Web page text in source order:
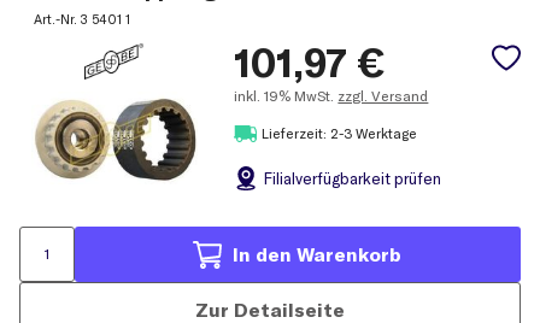
Art.-Nr.3 5401 1
101,97 €
inkl. 19% MwSt. zzgl. Versand
Lieferzeit: 2-3 Werktage
Filialverfügbarkeit prüfen
In den Warenkorb
Zur Detailseite